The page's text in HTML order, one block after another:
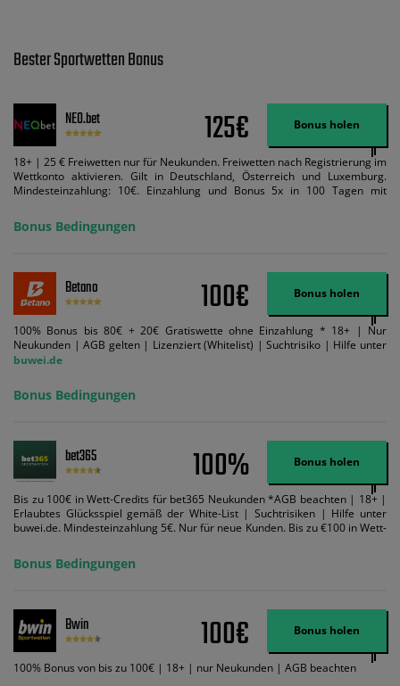
Bester Sportwetten Bonus
NEO.bet 125€ Bonus holen
18+ | 25 € Freiwetten nur für Neukunden. Freiwetten nach Registrierung im
Wettkonto aktivieren. Gilt in Deutschland, Österreich und Luxemburg.
Mindesteinzahlung: 10€. Einzahlung und Bonus 5x in 100 Tagen mit
Bedingungen können geändert werden. AGB gelten. Lizenziert; Hilfe bei
Suchtrisiken: buwei.de.
Bonus Bedingungen
Betano 100€ Bonus holen
100% Bonus bis 80€ + 20€ Gratiswette ohne Einzahlung * 18+ | Nur
Neukunden | AGB gelten | Lizenziert (Whitelist) | Suchtrisiko | Hilfe unter
buwei.de
Bonus Bedingungen
bet365 100% Bonus holen
Bis zu 100€ in Wett-Credits für bet365 Neukunden *AGB beachten | 18+ |
Erlaubtes Glücksspiel gemäß der White-List | Suchtrisiken | Hilfe unter
buwei.de. Mindesteinzahlung 5€. Nur für neue Kunden. Bis zu €100 in Wett-
ein und wir geben Ihnen die entsprechende qualifizierende Einzahlung in
Wett-Credits, wenn Sie qualifizierende Wetten im gleichen Wert platzieren
Wett-Credits aus. Es gelten die AGB, Zeitlimits und Ausnahmen. Der Bonus-
Code VIPANGEBOT kann während der Anmeldung benutzt werden, jedoch
ändert dies den Angebotsbetrag in keinster Weise.
Bonus Bedingungen
Bwin 100€ Bonus holen
100% Bonus von bis zu 100€ | 18+ | nur Neukunden | AGB beachten